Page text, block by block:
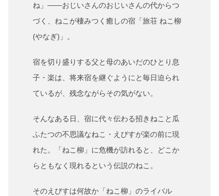
ね」――おじいさんのおじいさんの代からつ
づく、ねこが棲みつく癒しの宿「旅荘 ねこ柳
(やなぎ)」。
宿を切り盛りする父と母のあいだのひとり息
子・楽は、将来宿を継ぐようにと毎日迫られ
ているが、残念ながらその気がない。
そんなある日、宿に代々伝わる招きねこと瓜
ふたつの不思議なねこ・えびすが楽の前に現
れた。「ねこ柳」に危機が訪れると、どこか
らともなく現れるという伝説のねこ。
そのえびすは何故か「ねこ柳」のライバル